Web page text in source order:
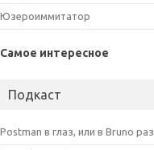
Юзероиммитатор
Самое интересное
Подкаст
Postman в глаз, или в Bruno раз